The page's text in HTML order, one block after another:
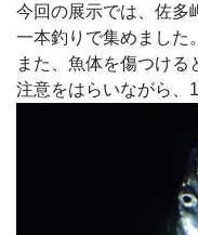
今回の展示では、佐多
一本釣りで集めました。
また、魚体を傷つけ
注意をはらいながら、